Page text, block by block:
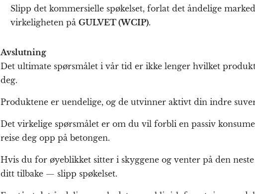
Slipp det kommersielle spøkelset, forlat det åndelige
virkeligheten på GULVET (WCIP).
Avslutning
Det ultimate spørsmålet i vår tid er ikke lenger hvilket
deg.
Produktene er uendelige, og de utvinner aktivt din indre
Det virkelige spørsmålet er om du vil forbli en passiv
reise deg opp på betongen.
Hvis du for øyeblikket sitter i skyggene og venter på den
ditt tilbake — slipp spøkelset.